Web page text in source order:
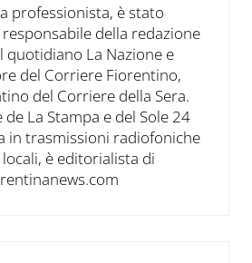
professionista, è stato
della redazione
quotidiano La Nazione e
del Corriere Fiorentino,
del Corriere della Sera.
La Stampa e del Sole 24
in trasmissioni radiofoniche
è editorialista di